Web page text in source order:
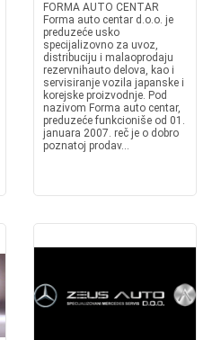
FORMA AUTO CENTAR
Forma auto centar d.o.o. je
preduzeće usko
specijalizovno za uvoz,
distribuciju i malaoprodaju
rezervnihauto delova, kao i
servisiranje vozila japanske i
korejske proizvodnje. Pod
nazivom Forma auto centar,
preduzeće funkcioniše od 01.
januara 2007. reč je o dobro
poznatoj prodav...